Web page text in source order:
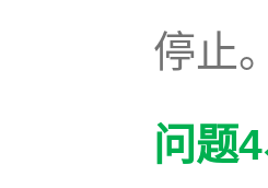
停止。
问题